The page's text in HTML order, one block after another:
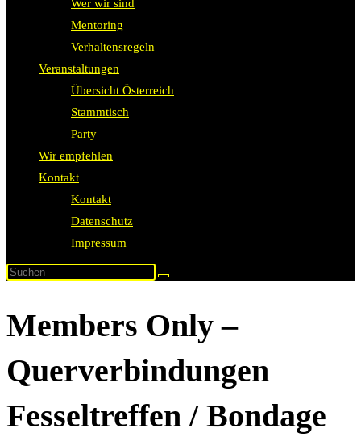
Wer wir sind
Mentoring
Verhaltensregeln
Veranstaltungen
Übersicht Österreich
Stammtisch
Party
Wir empfehlen
Kontakt
Kontakt
Datenschutz
Impressum
Members Only –
Querverbindungen
Fesseltreffen / Bondage